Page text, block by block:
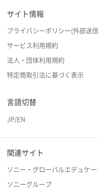
サイト情報
プライバシーポリシー(外部送
サービス利用規約
法人・団体利用規約
特定商取引法に基づく表示
言語切替
JP/EN
関連サイト
ソニー・グローバルエデュケー
ソニーグループ